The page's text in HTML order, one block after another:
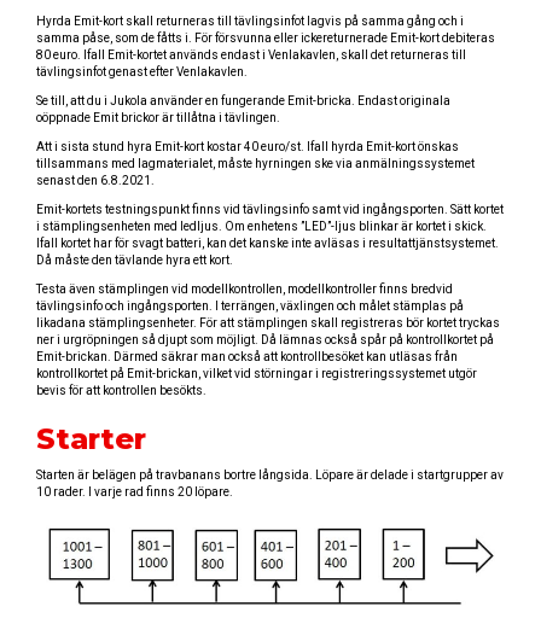
Hyrda Emit-kort skall returneras till tävlingsinfot lagvis på samma gång och i
samma påse, som de fåtts i. För försvunna eller ickereturnerade Emit-kort debiteras
80 euro. Ifall Emit-kortet används endast i Venlakavlen, skall det returneras till
tävlingsinfot genast efter Venlakavlen.
Se till, att du i Jukola använder en fungerande Emit-bricka. Endast originala
oöppnade Emit brickor är tillåtna i tävlingen.
Att i sista stund hyra Emit-kort kostar 40 euro/st. Ifall hyrda Emit-kort önskas
tillsammans med lagmaterialet, måste hyrningen ske via anmälningssystemet
senast den 6.8.2021.
Emit-kortets testningspunkt finns vid tävlingsinfo samt vid ingångsporten. Sätt kortet
i stämplingsenheten med ledljus. Om enhetens ”LED”-ljus blinkar är kortet i skick.
Ifall kortet har för svagt batteri, kan det kanske inte avläsas i resultattjänstsystemet.
Då måste den tävlande hyra ett kort.
Testa även stämplingen vid modellkontrollen, modellkontroller finns bredvid
tävlingsinfo och ingångsporten. I terrängen, växlingen och målet stämplas på
likadana stämplingsenheter. För att stämplingen skall registreras bör kortet tryckas
ner i urgröpningen så djupt som möjligt. Då lämnas också spår på kontrollkortet på
Emit-brickan. Därmed säkrar man också att kontrollbesöket kan utläsas från
kontrollkortet på Emit-brickan, vilket vid störningar i registreringssystemet utgör
bevis för att kontrollen besökts.
Starter
Starten är belägen på travbanans bortre långsida. Löpare är delade i startgrupper av
10 rader. I varje rad finns 20 löpare.